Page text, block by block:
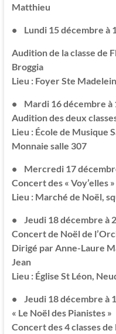
Matthieu
• Lundi 15 décembre à
Audition de la classe de
Broggia
Lieu : Foyer Ste
• Mardi 16 décembre à
Audition des deux
Lieu : École de Musique
Monnaie salle 307
• Mercredi 17
Concert des « Voy’elles »
Lieu : Marché de Noël,
• Jeudi 18 décembre à
Concert de Noël de
Dirigé par Anne-Laure
Jean
Lieu : Église St Léon,
• Jeudi 18 décembre à
« Le Noël des Pianistes »
Concert des 4 classes de